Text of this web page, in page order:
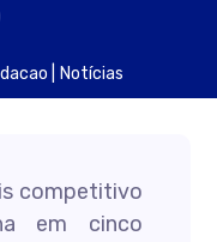
Notícias
competitivo
em cinco